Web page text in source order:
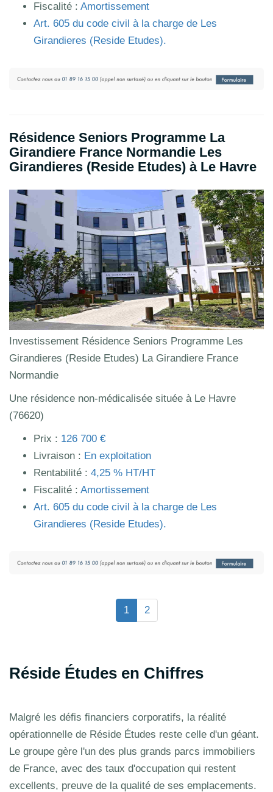
Fiscalité : Amortissement
Art. 605 du code civil à la charge de Les
Girandieres (Reside Etudes).
Résidence Seniors Programme La
Girandiere France Normandie Les
Girandieres (Reside Etudes) à Le Havre
Investissement Résidence Seniors Programme Les
Girandieres (Reside Etudes) La Girandiere France
Normandie
Une résidence non-médicalisée située à Le Havre
(76620)
Prix : 126 700 €
Livraison : En exploitation
Rentabilité : 4,25 % HT/HT
Fiscalité : Amortissement
Art. 605 du code civil à la charge de Les
Girandieres (Reside Etudes).
1 2
Réside Études en Chiffres
Malgré les défis financiers corporatifs, la réalité
opérationnelle de Réside Études reste celle d'un géant.
Le groupe gère l'un des plus grands parcs immobiliers
de France, avec des taux d'occupation qui restent
excellents, preuve de la qualité de ses emplacements.